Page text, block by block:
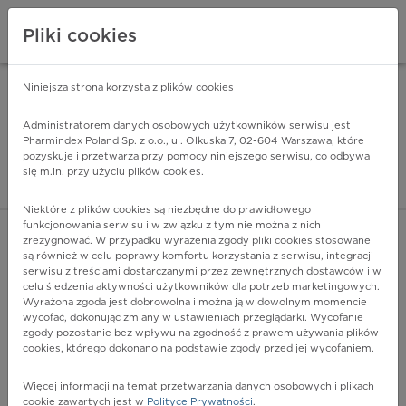
Pharmindex - lider
ZALOGUJ SIĘ
C10.0 - Dolinka nagłośniowa
Więcej na lekiicd10.pl
Pliki cookies
Niniejsza strona korzysta z plików cookies
Administratorem danych osobowych użytkowników serwisu jest
Pharmindex Poland Sp. z o.o., ul. Olkuska 7, 02-604 Warszawa, które
pozyskuje i przetwarza przy pomocy niniejszego serwisu, co odbywa
się m.in. przy użyciu plików cookies.
Niektóre z plików cookies są niezbędne do prawidłowego
funkcjonowania serwisu i w związku z tym nie można z nich
zrezygnować. W przypadku wyrażenia zgody pliki cookies stosowane
są również w celu poprawy komfortu korzystania z serwisu, integracji
serwisu z treściami dostarczanymi przez zewnętrznych dostawców i w
celu śledzenia aktywności użytkowników dla potrzeb marketingowych.
Wyrażona zgoda jest dobrowolna i można ją w dowolnym momencie
wycofać, dokonując zmiany w ustawieniach przeglądarki. Wycofanie
zgody pozostanie bez wpływu na zgodność z prawem używania plików
cookies, którego dokonano na podstawie zgody przed jej wycofaniem.
Więcej informacji na temat przetwarzania danych osobowych i plikach
cookie zawartych jest w Polityce Prywatności.
ZA DARMO - w Google Play INSTALUJ